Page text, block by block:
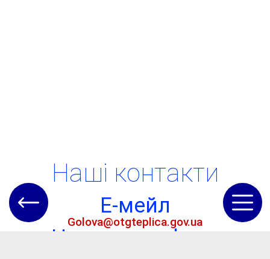
Наші контакти
Е-мейл
Golova@otgteplica.gov.ua
Номер телефону